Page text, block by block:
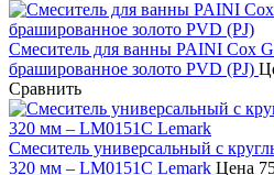
Смеситель для ванны PAINI Cox
брашированное золото PVD (PJ)
Сравнить
Смеситель универсальный с
320 мм – LM0151C Lemark Цена